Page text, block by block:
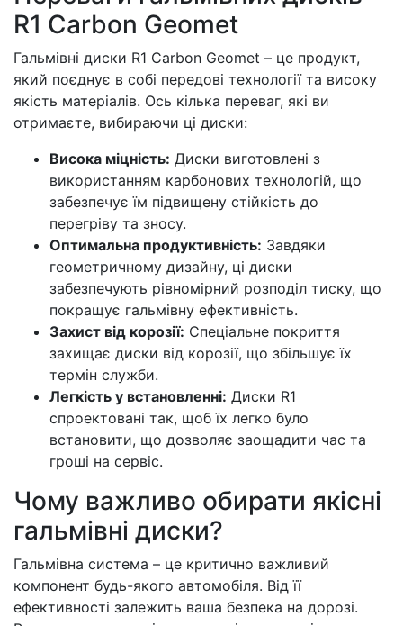
R1 Carbon Geomet
Гальмівні диски R1 Carbon Geomet – це продукт,
який поєднує в собі передові технології та високу
якість матеріалів. Ось кілька переваг, які ви
отримаєте, вибираючи ці диски:
Висока міцність: Диски виготовлені з
використанням карбонових технологій, що
забезпечує їм підвищену стійкість до
перегріву та зносу.
Оптимальна продуктивність: Завдяки
геометричному дизайну, ці диски
забезпечують рівномірний розподіл тиску, що
покращує гальмівну ефективність.
Захист від корозії: Спеціальне покриття
захищає диски від корозії, що збільшує їх
термін служби.
Легкість у встановленні: Диски R1
спроектовані так, щоб їх легко було
встановити, що дозволяє заощадити час та
гроші на сервіс.
Чому важливо обирати якісні
гальмівні диски?
Гальмівна система – це критично важливий
компонент будь-якого автомобіля. Від її
ефективності залежить ваша безпека на дорозі.